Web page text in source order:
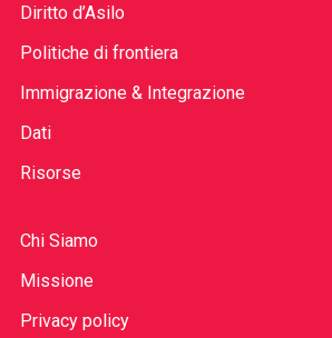
Diritto d’Asilo
Politiche di frontiera
Immigrazione & Integrazione
Dati
Risorse
Chi Siamo
Missione
Privacy policy